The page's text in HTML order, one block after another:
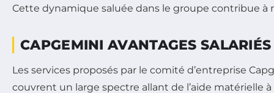
Cette dynamique saluée dans le groupe contribue à
CAPGEMINI AVANTAGES
Les services proposés par le comité d’entreprise
couvrent un large spectre allant de l’aide matérielle